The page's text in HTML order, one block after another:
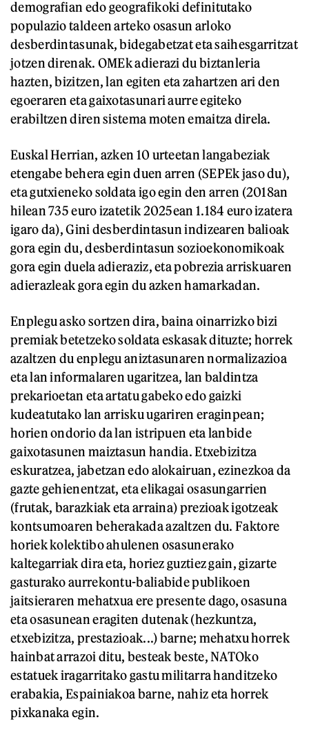
demografian edo geografikoki definitutako
populazio taldeen arteko osasun arloko
desberdintasunak, bidegabetzat eta saihesgarritzat
jotzen direnak. OMEk adierazi du biztanleria
hazten, bizitzen, lan egiten eta zahartzen ari den
egoeraren eta gaixotasunari aurre egiteko
erabiltzen diren sistema moten emaitza direla.
Euskal Herrian, azken 10 urteetan langabeziak
etengabe behera egin duen arren (SEPEk jaso du),
eta gutxieneko soldata igo egin den arren (2018an
hilean 735 euro izatetik 2025ean 1.184 euro izatera
igaro da), Gini desberdintasun indizearen balioak
gora egin du, desberdintasun sozioekonomikoak
gora egin duela adieraziz, eta pobrezia arriskuaren
adierazleak gora egin du azken hamarkadan.
Enplegu asko sortzen dira, baina oinarrizko bizi
premiak betetzeko soldata eskasak dituzte; horrek
azaltzen du enplegu aniztasunaren normalizazioa
eta lan informalaren ugaritzea, lan baldintza
prekarioetan eta artatu gabeko edo gaizki
kudeatutako lan arrisku ugariren eraginpean;
horien ondorio da lan istripuen eta lanbide
gaixotasunen maiztasun handia. Etxebizitza
eskuratzea, jabetzan edo alokairuan, ezinezkoa da
gazte gehienentzat, eta elikagai osasungarrien
(frutak, barazkiak eta arraina) prezioak igotzeak
kontsumoaren beherakada azaltzen du. Faktore
horiek kolektibo ahulenen osasunerako
kaltegarriak dira eta, horiez guztiez gain, gizarte
gasturako aurrekontu-baliabide publikoen
jaitsieraren mehatxua ere presente dago, osasuna
eta osasunean eragiten dutenak (hezkuntza,
etxebizitza, prestazioak...) barne; mehatxu horrek
hainbat arrazoi ditu, besteak beste, NATOko
estatuek iragarritako gastu militarra handitzeko
erabakia, Espainiakoa barne, nahiz eta horrek
pixkanaka egin.